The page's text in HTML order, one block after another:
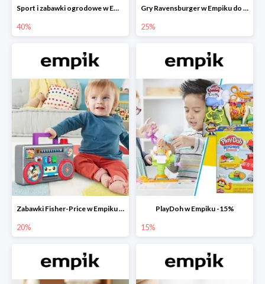
Sport i zabawki ogrodowe w Empiku do -40%
40%
Gry Ravensburger w Empiku do -25%
25%
Zabawki Fisher-Price w Empiku do -20%
20%
PlayDoh w Empiku -15%
15%